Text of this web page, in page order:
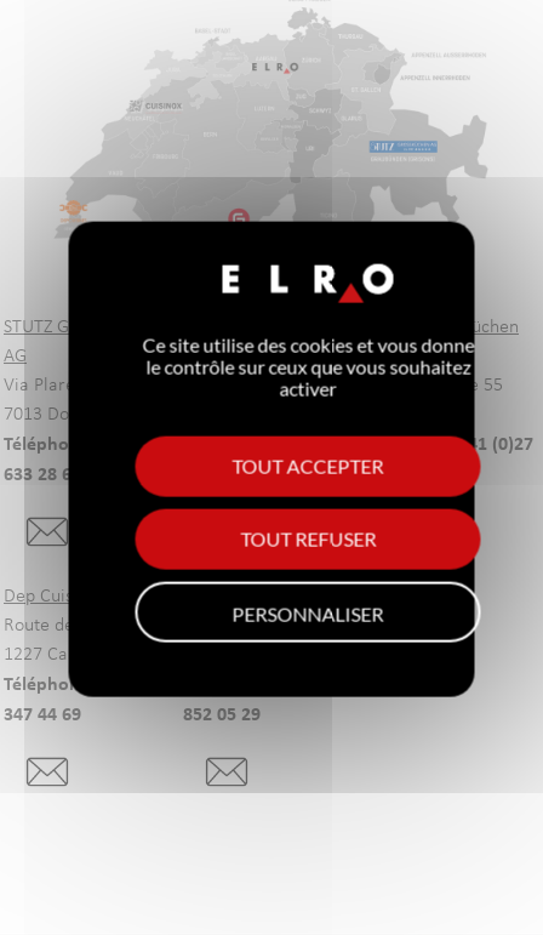
STUTZ Grossküchen
AG
Via Plarenga 4
7013 Domat/Ems
Téléphone: +41 (0)81
633 28 69
Via dei Balconi 4,
Zona Industriale 2
Téléphone: +41 (0)91
935 70 00
Gastra Grossküchen
AG
Kantonsstrasse 55
Téléphone: +41 (0)27
946 71 54
Dep Cuisines
Route des Jeunes 23
1227 Carouge
Téléphone: +41 (0)22
347 44 69
Route de la Taille 5
852 05 29
Ce site utilise des cookies et vous donne
le contrôle sur ceux que vous souhaitez
activer
TOUT ACCEPTER
TOUT REFUSER
PERSONNALISER